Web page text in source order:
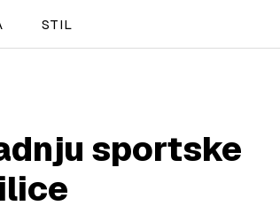
STIL
sportske